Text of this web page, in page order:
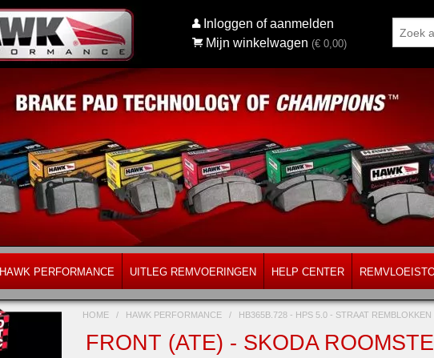
Inloggen of aanmelden
Mijn winkelwagen (€0,00)
HAWK PERFORMANCE UITLEG REMVOERINGEN HELP CENTER
HOME / HAWK PERFORMANCE / HB365B.728 - HPS 5.0 - STRAAT
FRONT (ATE) - SKODA